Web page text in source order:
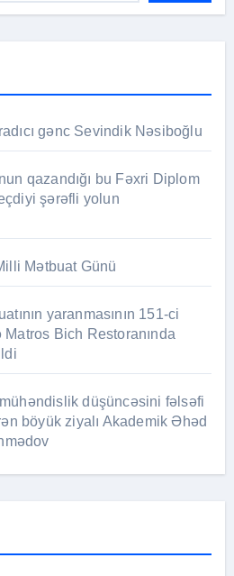
gənc Sevindik Nəsiboğlu
qazandığı bu Fəxri Diplom
şərəfli yolun
Mətbuat Günü
yaranmasının 151-ci
Bich Restoranında
düşüncəsini fəlsəfi
böyük ziyalı Akademik Əhəd